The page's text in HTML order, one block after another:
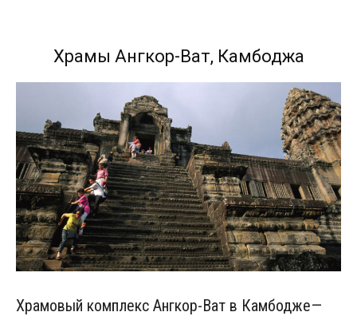
Храмы Ангкор-Ват, Камбоджа
Храмовый комплекс Ангкор-Ват в Камбодже—